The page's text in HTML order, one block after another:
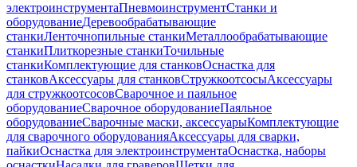
электроинструментаПневмоинструментСтанки и
оборудованиеДеревообрабатывающие
станкиЛенточнопильные станкиМеталлообрабатывающие
станкиПлиткорезные станкиТочильные
станкиКомплектующие для станковОснастка для
станковАксессуары для станковСтружкоотсосыАксессуары
для стружкоотсосовСварочное и паяльное
оборудованиеСварочное оборудованиеПаяльное
оборудованиеСварочные маски, аксессуарыКомплектующие
для сварочного оборудованияАксессуары для сварки,
пайкиОснастка для электроинструментаОснастка, наборы